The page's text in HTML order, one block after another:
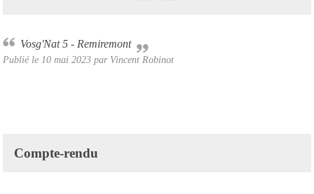
Vosg'Nat 5 - Remiremont
Publié le 10 mai 2023 par Vincent Robinot
Compte-rendu